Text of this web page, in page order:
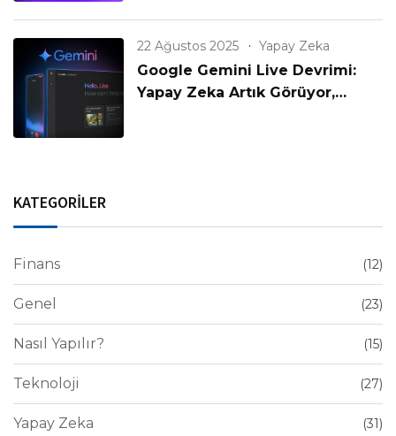
22 Ağustos 2025 Yapay Zeka
Google Gemini Live Devrimi:
Yapay Zeka Artık Görüyor,
KATEGORİLER
Finans (12)
Genel (23)
Nasıl Yapılır? (15)
Teknoloji (27)
Yapay Zeka (31)